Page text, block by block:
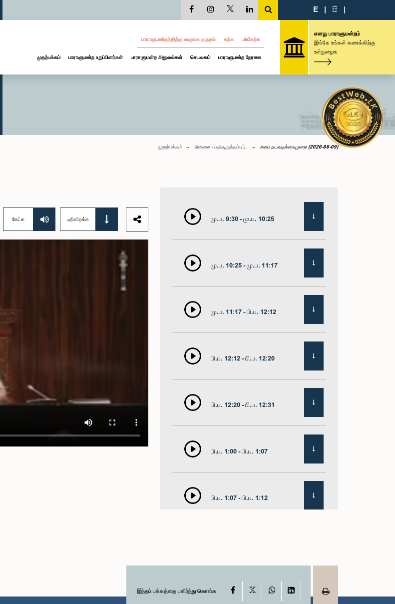
E | සි |
பாராளுமன்றத்திற்கு வருகை தருதல் கற்க பங்கேற்க
முதற்பக்கம் பாராளுமன்ற உறுப்பினர்கள் பாராளுமன்ற அலுவல்கள் செயலகம் பாராளுமன்ற நேரலை
எனது பாராளுமன்றம்
இங்கே உங்கள் கணக்கிற்கு
உள்நுழைக
முதற்பக்கம் நேரலை - பதிவுருத்தப்பட்ட சபை நடவடிக்கைமுறை (2026-06-09)
கேட்க பதிவிறக்க மு.ப. 9:30 - மு.ப. 10:25
மு.ப. 10:25 - மு.ப. 11:17
மு.ப. 11:17 - பி.ப. 12:12
பி.ப. 12:12 - பி.ப. 12:20
பி.ப. 12:20 - பி.ப. 12:31
பி.ப. 1:00 - பி.ப. 1:07
பி.ப. 1:07 - பி.ப. 1:12
பி.ப. 1:20 - பி.ப. 1:31
இந்தப் பக்கத்தை பகிர்ந்து கொள்க Facebook WhatsAppLinkedIn